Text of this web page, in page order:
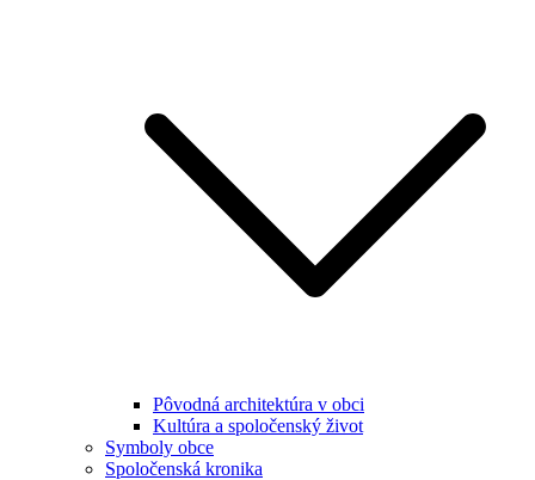
Pôvodná architektúra v obci
Kultúra a spoločenský život
Symboly obce
Spoločenská kronika